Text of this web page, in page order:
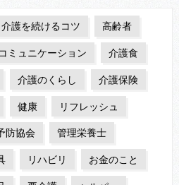
介護を続けるコツ 高齢者
コミュニケーション 介護食
介護のくらし 介護保険
健康 リフレッシュ
防協会 管理栄養士
リハビリ お金のこと